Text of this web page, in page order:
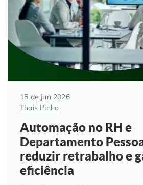
15 de jun 2026
Thais Pinho
Automação no RH e
Departamento
reduzir retrabalho e
eficiência